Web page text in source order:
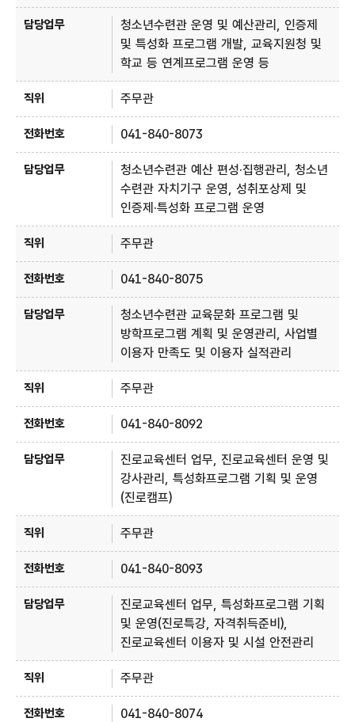
청소년수련관 운영 및 예산관리, 인증제
및 특성화 프로그램 개발, 교육지원청 및
학교 등 연계프로그램 운영 등
주무관
041-840-8073
청소년수련관 예산 편성·집행관리, 청소년
수련관 자치기구 운영, 성취포상제 및
인증제·특성화 프로그램 운영
주무관
041-840-8075
청소년수련관 교육문화 프로그램 및
방학프로그램 계획 및 운영관리, 사업별
이용자 만족도 및 이용자 실적관리
주무관
041-840-8092
진로교육센터 업무, 진로교육센터 운영 및
강사관리, 특성화프로그램 기획 및 운영
(진로캠프)
주무관
041-840-8093
진로교육센터 업무, 특성화프로그램 기획
및 운영(진로특강, 자격취득준비),
진로교육센터 이용자 및 시설 안전관리
주무관
041-840-8074